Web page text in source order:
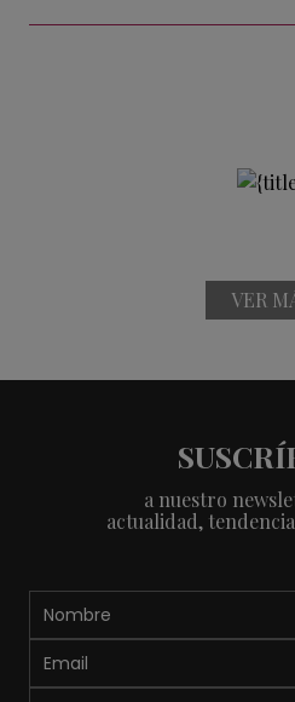
VER
a nuestro
actualidad,